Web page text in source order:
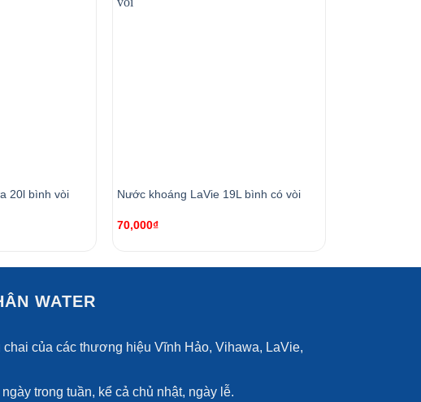
20l bình vòi Nước khoáng LaVie 19L bình có vòi
70,000₫
WATER
của các thương hiệu Vĩnh Hảo, Vihawa, LaVie,
trong tuần, kể cả chủ nhật, ngày lễ.